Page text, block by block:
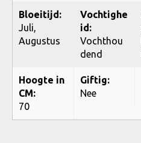
Bloeitijd:
Juli,
Augustus
Vochtighe
id:
Vochthou
dend
Hoogte in
CM:
70
Giftig:
Nee